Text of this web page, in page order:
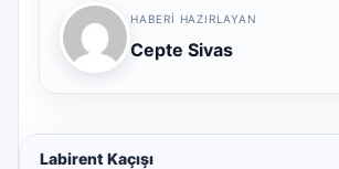
HABERI HAZIRLAYAN
Cepte Sivas
Labirent Kaçışı